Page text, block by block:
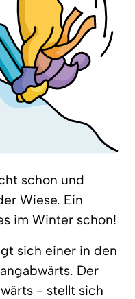
schon und
Wiese. Ein
im Winter schon!
sich einer in den
Der
- stellt sich